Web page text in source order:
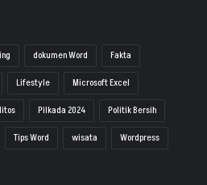
dokumen Word
Fakta
Lifestyle
Microsoft Excel
Pilkada 2024
Politik Bersih
Tips Word wisata Wordpress